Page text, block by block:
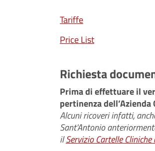
Tariffe
Price List
Richiesta
Prima di effettuare il
pertinenza
Alcuni ricoveri infatti,
Sant'Antonio
ilServizio Cartelle